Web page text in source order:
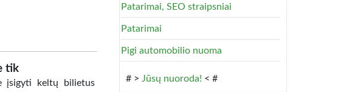
tik
įsigyti keltų bilietus
Patarimai, SEO straipsniai
Patarimai
Pigi automobilio nuoma
# > Jūsų nuoroda! < #